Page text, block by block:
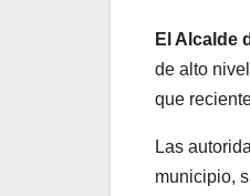
El Alcalde
de alto
que
Las
municipio,